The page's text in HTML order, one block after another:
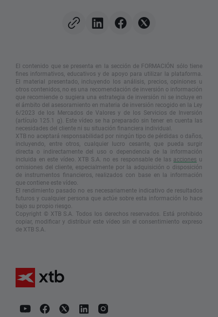
ARNm?
El contenido que se presenta en la sección de FORMACIÓN sólo tiene
fines informativos, educativos y de apoyo para utilizar la plataforma.
El material presentado, incluyendo los análisis, precios, opiniones u
otros contenidos, no es una recomendación de inversión o información
que recomiende o sugiera una estrategia de inversión ni se incluye en
el ámbito del asesoramiento en materia de inversión recogido en la Ley
6/2023 de los Mercados de Valores y de los Servicios de Inversión
(artículo 125.1 g). Este vídeo se ha preparado sin tener en cuenta las
necesidades del cliente ni su situación financiera individual.
XTB no aceptará responsabilidad por ningún tipo de pérdidas o daños,
incluyendo, entre otros, cualquier lucro cesante, que pueda surgir
directa o indirectamente del uso o dependencia de la información
incluida en este vídeo. XTB S.A. no es responsable de las acciones u
omisiones del cliente, especialmente por la adquisición o disposición
de instrumentos financieros, realizados con base en la información
que contiene este vídeo.
El rendimiento pasado no es necesariamente indicativo de resultados
futuros y cualquier persona que actúe sobre esta información lo hace
bajo su propio riesgo.
Copyright © XTB S.A. Todos los derechos reservados. Está prohibido
copiar, modificar y distribuir este vídeo sin el consentimiento expreso
de XTB S.A.